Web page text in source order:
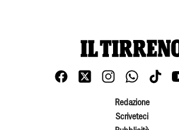
Redazione
Scriveteci